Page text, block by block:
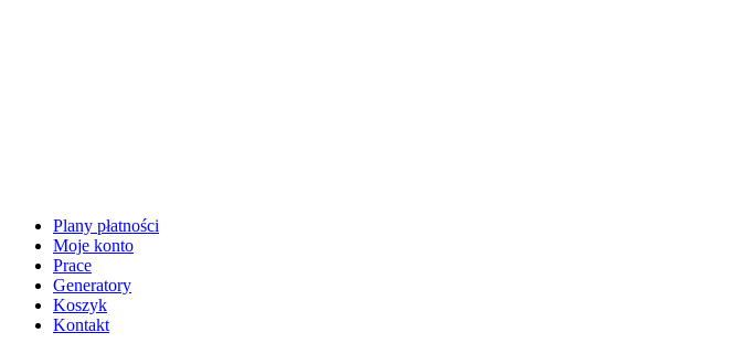
Plany płatności
Moje konto
Prace
Generatory
Koszyk
Kontakt